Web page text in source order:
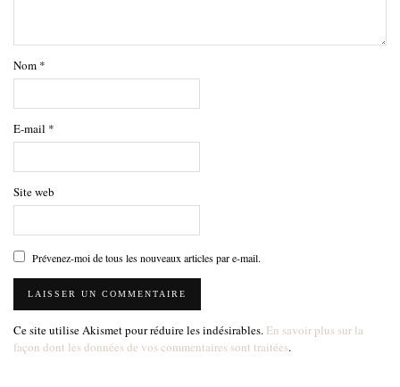
Nom *
E-mail *
Site web
Prévenez-moi de tous les nouveaux articles par e-mail.
Ce site utilise Akismet pour réduire les indésirables. En savoir plus sur la
façon dont les données de vos commentaires sont traitées.